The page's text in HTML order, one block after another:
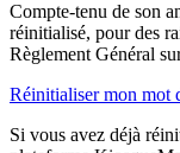
Compte-tenu de son
réinitialisé, pour des
Règlement Général
Réinitialiser mon mot
Si vous avez déjà